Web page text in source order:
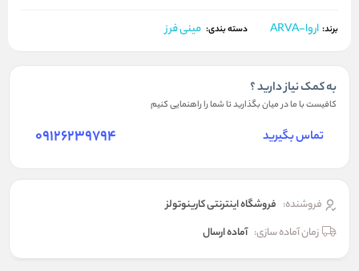
برند: اروا-ARVA دسته بندی: مینی فرز
به کمک نیاز دارید ؟
کافیست با ما در میان بگذارید تا شما را راهنمایی کنیم
تماس بگیرید 09126239794
فروشنده: فروشگاه اینترنتی کارینوتولز
زمان آماده سازی: آماده ارسال